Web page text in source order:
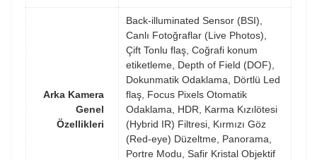
Arka Kamera
Genel
Özellikleri
Back-illuminated Sensor (BSI),
Canlı Fotoğraflar (Live Photos),
Çift Tonlu flaş, Coğrafi konum
etiketleme, Depth of Field (DOF),
Dokunmatik Odaklama, Dörtlü Led
flaş, Focus Pixels Otomatik
Odaklama, HDR, Karma Kızılötesi
(Hybrid IR) Filtresi, Kırmızı Göz
(Red-eye) Düzeltme, Panorama,
Portre Modu, Safir Kristal Objektif